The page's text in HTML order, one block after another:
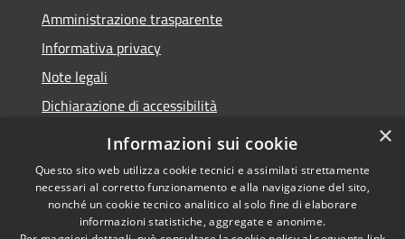
Amministrazione trasparente
Informativa privacy
Note legali
Dichiarazione di accessibilità
RSS
Accessibilità
Copyright © 2026 • Comune di
Belpasso • Powered by
×
Informazioni sui cookie
Questo sito web utilizza cookie tecnici e assimilati strettamente
necessari al corretto funzionamento e alla navigazione del sito,
nonché un cookie tecnico analitico al solo fine di elaborare
informazioni statistiche, aggregate e anonime.